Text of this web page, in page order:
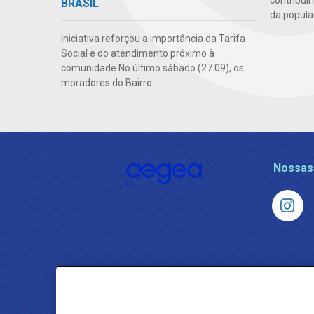
BRASIL
Iniciativa reforçou a importância da Tarifa
Social e do atendimento próximo à
comunidade No último sábado (27.09), os
moradores do Bairro...
da